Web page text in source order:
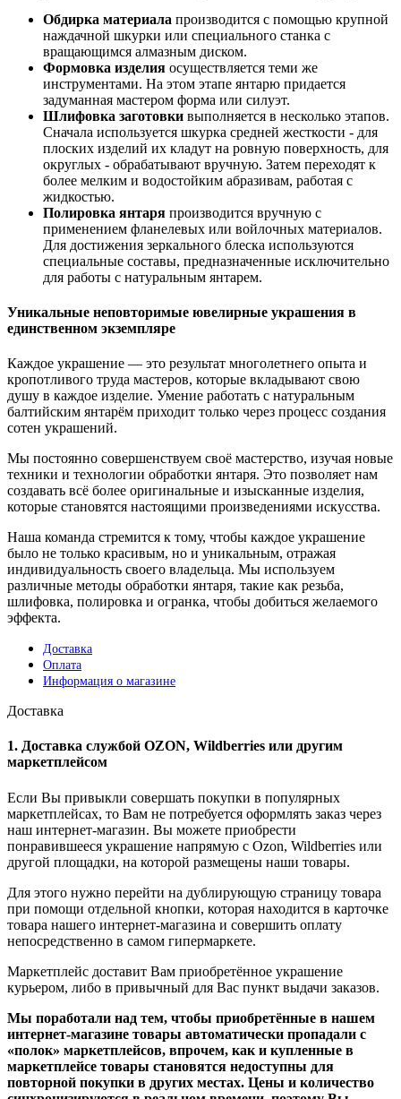
Обдирка материала производится с помощью крупной
наждачной шкурки или специального станка с
вращающимся алмазным диском.
Формовка изделия осуществляется теми же
инструментами. На этом этапе янтарю придается
задуманная мастером форма или силуэт.
Шлифовка заготовки выполняется в несколько этапов.
Сначала используется шкурка средней жесткости - для
плоских изделий их кладут на ровную поверхность, для
округлых - обрабатывают вручную. Затем переходят к
более мелким и водостойким абразивам, работая с
жидкостью.
Полировка янтаря производится вручную с
применением фланелевых или войлочных материалов.
Для достижения зеркального блеска используются
специальные составы, предназначенные исключительно
для работы с натуральным янтарем.
Уникальные неповторимые ювелирные украшения в
единственном экземпляре
Каждое украшение — это результат многолетнего опыта и
кропотливого труда мастеров, которые вкладывают свою
душу в каждое изделие. Умение работать с натуральным
балтийским янтарём приходит только через процесс создания
сотен украшений.
Мы постоянно совершенствуем своё мастерство, изучая новые
техники и технологии обработки янтаря. Это позволяет нам
создавать всё более оригинальные и изысканные изделия,
которые становятся настоящими произведениями искусства.
Наша команда стремится к тому, чтобы каждое украшение
было не только красивым, но и уникальным, отражая
индивидуальность своего владельца. Мы используем
различные методы обработки янтаря, такие как резьба,
шлифовка, полировка и огранка, чтобы добиться желаемого
эффекта.
Доставка
Оплата
Информация о магазине
Доставка
1. Доставка службой OZON, Wildberries или другим
маркетплейсом
Если Вы привыкли совершать покупки в популярных
маркетплейсах, то Вам не потребуется оформлять заказ через
наш интернет-магазин. Вы можете приобрести
понравившееся украшение напрямую с Ozon, Wildberries или
другой площадки, на которой размещены наши товары.
Для этого нужно перейти на дублирующую страницу товара
при помощи отдельной кнопки, которая находится в карточке
товара нашего интернет-магазина и совершить оплату
непосредственно в самом гипермаркете.
Маркетплейс доставит Вам приобретённое украшение
курьером, либо в привычный для Вас пункт выдачи заказов.
Мы поработали над тем, чтобы приобретённые в нашем
интернет-магазине товары автоматически пропадали с
«полок» маркетплейсов, впрочем, как и купленные в
маркетплейсе товары становятся недоступны для
повторной покупки в других местах. Цены и количество